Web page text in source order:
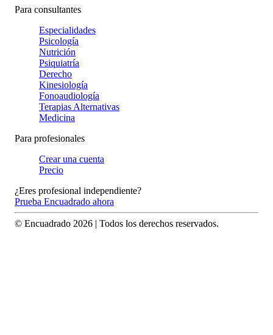
Para consultantes
Especialidades
Psicología
Nutrición
Psiquiatría
Derecho
Kinesiología
Fonoaudiología
Terapias Alternativas
Medicina
Para profesionales
Crear una cuenta
Precio
¿Eres profesional independiente?
Prueba Encuadrado ahora
© Encuadrado 2026 | Todos los derechos reservados.